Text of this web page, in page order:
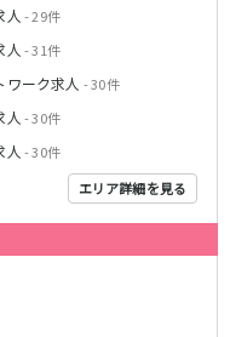
人 - 29件
人 - 31件
ーク求人 - 30件
人 - 30件
人 - 30件
エリア詳細を見る